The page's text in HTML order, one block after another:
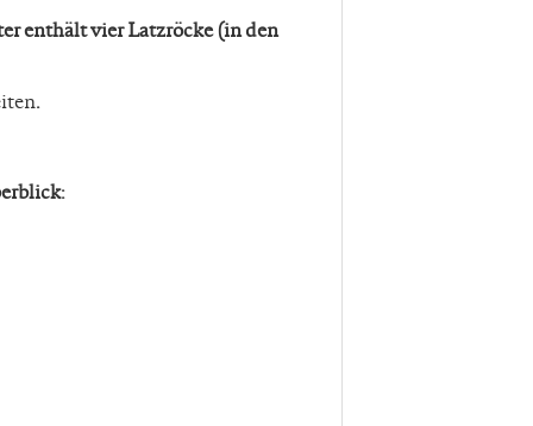
enthält vier Latzröcke (in den
.